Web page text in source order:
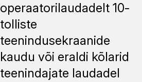
operaatorilaudadelt 10-
tolliste
teenindusekraanide
kaudu või eraldi kõlarid
teenindajate laudadel